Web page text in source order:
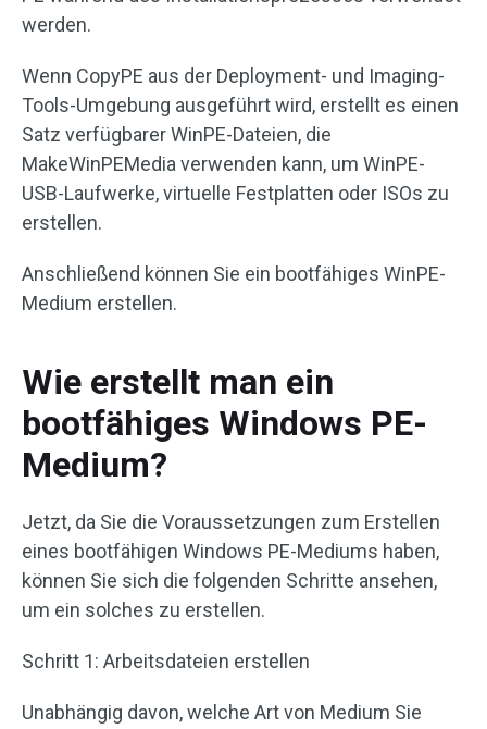
werden.
Wenn CopyPE aus der Deployment- und Imaging-
Tools-Umgebung ausgeführt wird, erstellt es einen
Satz verfügbarer WinPE-Dateien, die
MakeWinPEMedia verwenden kann, um WinPE-
USB-Laufwerke, virtuelle Festplatten oder ISOs zu
erstellen.
Anschließend können Sie ein bootfähiges WinPE-
Medium erstellen.
Wie erstellt man ein
bootfähiges Windows PE-
Medium?
Jetzt, da Sie die Voraussetzungen zum Erstellen
eines bootfähigen Windows PE-Mediums haben,
können Sie sich die folgenden Schritte ansehen,
um ein solches zu erstellen.
Schritt 1: Arbeitsdateien erstellen
Unabhängig davon, welche Art von Medium Sie